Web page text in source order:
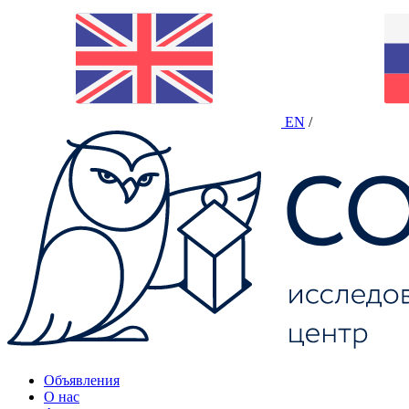
EN /
Объявления
О нас